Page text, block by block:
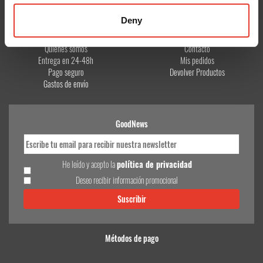
Deny
Quiénes somos
Entrega en 24-48h
Pago seguro
Gastos de envío
Contacto
Mis pedidos
Devolver Productos
GoodNews
He leído y acepto lapolítica de privacidad
Deseo recibir información promocional
Métodos de pago